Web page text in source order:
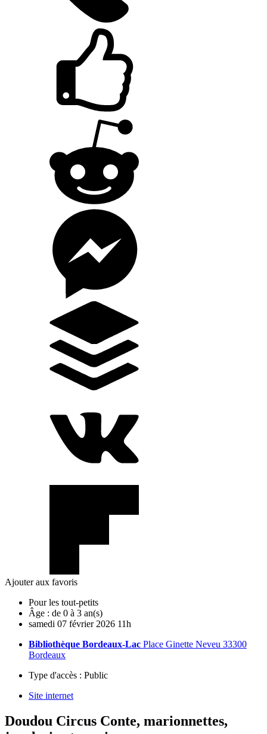
Ajouter aux favoris
Pour les tout-petits
Âge : de 0 à 3 an(s)
samedi 07 février 2026 11h
Bibliothèque Bordeaux-Lac Place Ginette Neveu 33300
Bordeaux
Type d'accès : Public
Site internet
Doudou Circus Conte, marionnettes,